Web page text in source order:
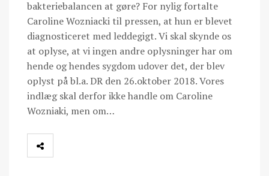
bakteriebalancen at gøre? For nylig fortalte
Caroline Wozniacki til pressen, at hun er blevet
diagnosticeret med leddegigt. Vi skal skynde os
at oplyse, at vi ingen andre oplysninger har om
hende og hendes sygdom udover det, der blev
oplyst på bl.a. DR den 26.oktober 2018. Vores
indlæg skal derfor ikke handle om Caroline
Wozniaki, men om…